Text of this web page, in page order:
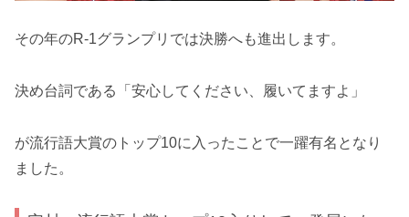
その年のR-1グランプリでは決勝へも進出します。
決め台詞である「安心してください、履いてますよ」
が流行語大賞のトップ10に入ったことで一躍有名となり
ました。